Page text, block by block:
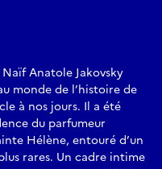
Anatole Jakovsky
monde de l’histoire de
à nos jours. Il a été
du parfumeur
Hélène, entouré d’un
rares. Un cadre intime